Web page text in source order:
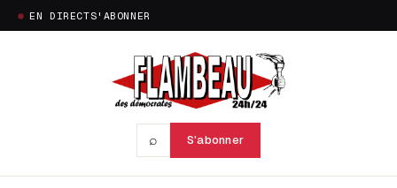
EN DIRECTS'ABONNER
⌕ S'abonner